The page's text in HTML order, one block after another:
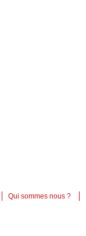
Qui sommes nous ?